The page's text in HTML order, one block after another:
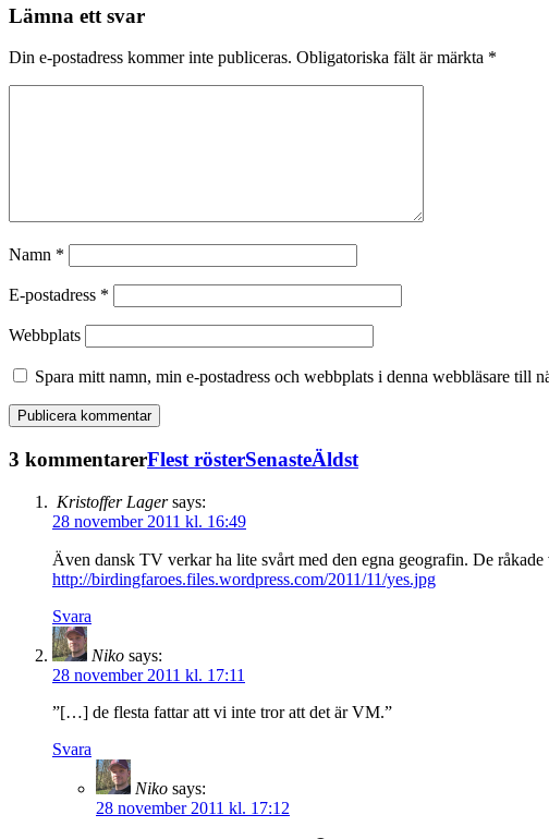
Lämna ett svar
Din e-postadress kommer inte publiceras. Obligatoriska fält är märkta *
Namn *
E-postadress *
Webbplats
Spara mitt namn, min e-postadress och webbplats i denna webbläsare till
3 kommentarerFlest rösterSenasteÄldst
Kristoffer Lager says:
28 november 2011 kl. 16:49
Även dansk TV verkar ha lite svårt med den egna geografin. De
http://birdingfaroes.files.wordpress.com/2011/11/yes.jpg
Svara
Niko says:
28 november 2011 kl. 17:11
”[…] de flesta fattar att vi inte tror att det är VM.”
Svara
Niko says:
28 november 2011 kl. 17:12